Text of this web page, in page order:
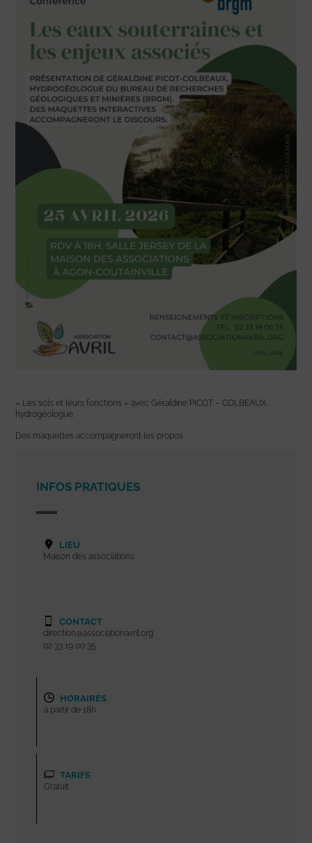
« Les sols et leurs fonctions » avec Géraldine PICOT – COLBEAUX,
hydrogéologue.
Des maquettes accompagneront les propos.
INFOS PRATIQUES
LIEU
Maison des associations
CONTACT
direction@associationavril.org
02 33 19 00 35
HORAIRES
à partir de 18h
TARIFS
Gratuit